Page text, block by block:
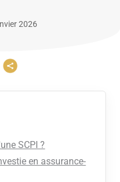
2026
SCPI ?
en assurance-